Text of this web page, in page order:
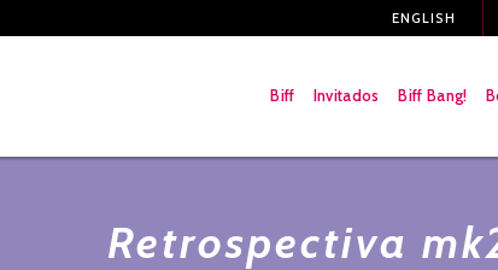
ENGLISH
Biff Invitados Biff Bang!
Retrospectiva